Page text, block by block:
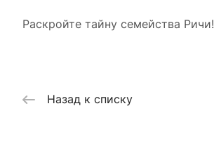
Раскройте тайну семейства Ричи!
Назад к списку